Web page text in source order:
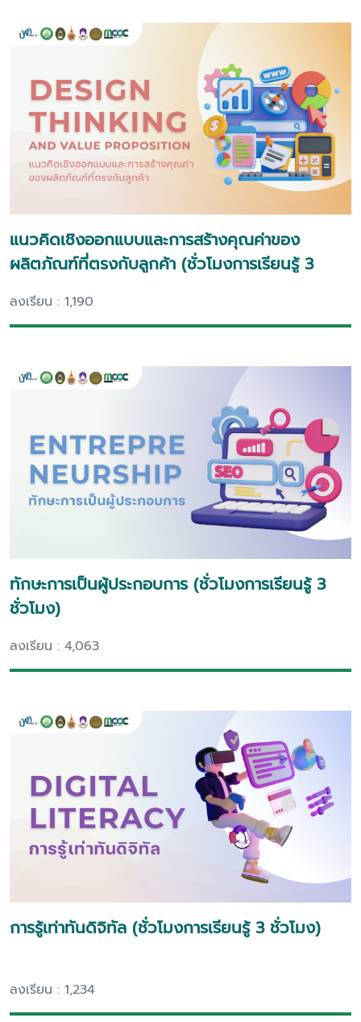
แนวคิดเชิงออกแบบและการสร้างคุณค่าของ
ผลิตภัณฑ์ที่ตรงกับลูกค้า (ชั่วโมงการเรียนรู้ 3
ลงเรียน : 1,190
ทักษะการเป็นผู้ประกอบการ (ชั่วโมงการเรียนรู้ 3
ชั่วโมง)
ลงเรียน : 4,063
การรู้เท่าทันดิจิทัล (ชั่วโมงการเรียนรู้ 3 ชั่วโมง)
ลงเรียน : 1,234